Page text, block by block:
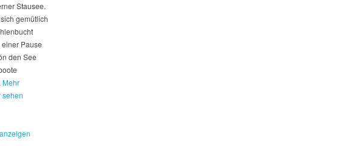
Stausee.
gemütlich
Pause
den See
Mehr
sehen